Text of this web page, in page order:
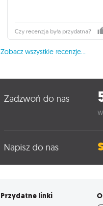
Ale do rzeczy: Jest to moje
firmy Rebel.
Koszulki zostały kupione do
Całość koszulek została
zakupionych właśnie
stosunku do innych
kilku partii spełniają swoją
Dodatkowym atutem jest
Przy braku wersji premium
takiej cenie będzie po
Czy recenzja była przydatna?
Zobacz wszystkie recenzje...
Zadzwoń do nas
Napisz do nas
Przydatne linki